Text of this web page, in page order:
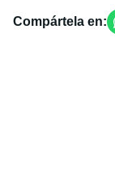
Compártela en: